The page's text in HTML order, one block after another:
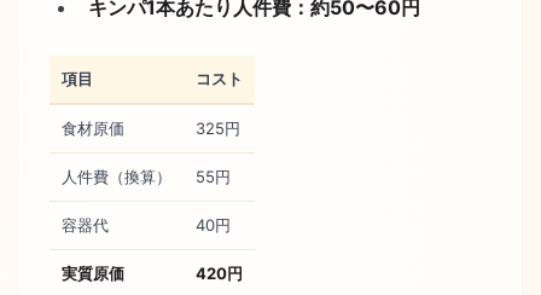
キンパ1本あたり人件費：約50〜60円
項目 コスト
食材原価 325円
人件費（換算） 55円
容器代 40円
実質原価 420円